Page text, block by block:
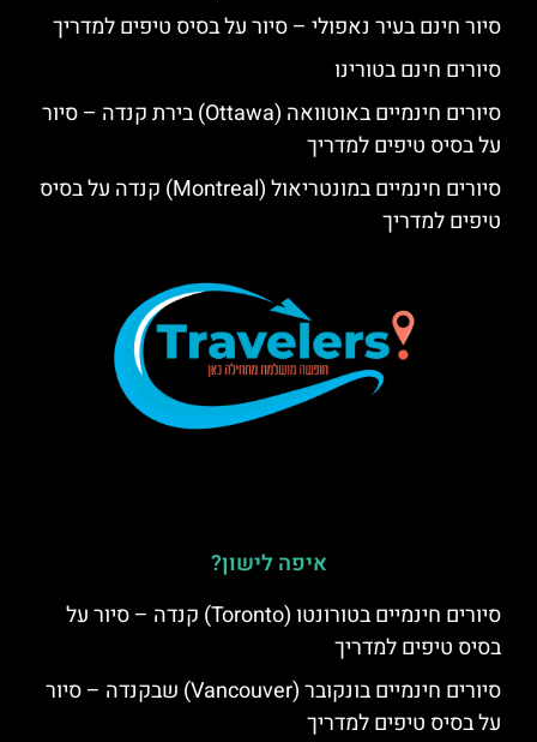
סיור חינם בעיר נאפולי – סיור על בסיס טיפים למדריך
סיורים חינם בטורינו
סיורים חינמיים באוטוואה (Ottawa) בירת קנדה – סיור
על בסיס טיפים למדריך
סיורים חינמיים במונטריאול (Montreal) קנדה על בסיס
טיפים למדריך
איפה לישון?
סיורים חינמיים בטורונטו (Toronto) קנדה – סיור על
בסיס טיפים למדריך
סיורים חינמיים בונקובר (Vancouver) שבקנדה – סיור
על בסיס טיפים למדריך